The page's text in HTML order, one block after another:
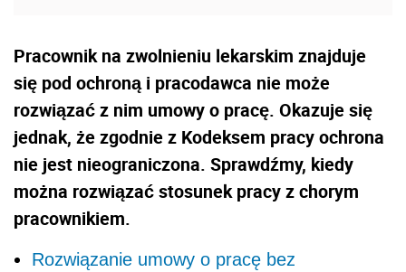
Pracownik na zwolnieniu lekarskim znajduje
się pod ochroną i pracodawca nie może
rozwiązać z nim umowy o pracę. Okazuje się
jednak, że zgodnie z Kodeksem pracy ochrona
nie jest nieograniczona. Sprawdźmy, kiedy
można rozwiązać stosunek pracy z chorym
pracownikiem.
Rozwiązanie umowy o pracę bez